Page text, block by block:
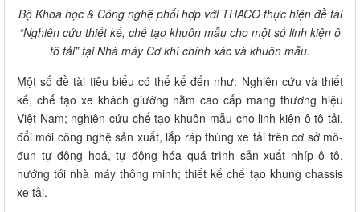
Bộ Khoa học & Công nghệ phối hợp với THACO thực hiện đề tài
“Nghiên cứu thiết kế, chế tạo khuôn mẫu cho một số linh kiện ô
tô tải” tại Nhà máy Cơ khí chính xác và khuôn mẫu.
Một số đề tài tiêu biểu có thể kể đến như: Nghiên cứu và thiết
kế, chế tạo xe khách giường nằm cao cấp mang thương hiệu
Việt Nam; nghiên cứu chế tạo khuôn mẫu cho linh kiện ô tô tải,
đổi mới công nghệ sản xuất, lắp ráp thùng xe tải trên cơ sở mô-
đun tự động hoá, tự động hóa quá trình sản xuất nhíp ô tô,
hướng tới nhà máy thông minh; thiết kế chế tạo khung chassis
xe tải.